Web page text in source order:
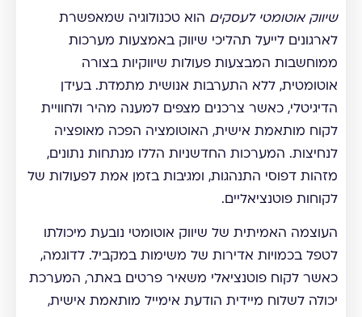
שיווק אוטומטי לעסקים הוא טכנולוגיה שמאפשרת
לארגונים לייעל תהליכי שיווק באמצעות מערכות
ממוחשבות המבצעות פעולות שיווקיות בצורה
אוטומטית, ללא התערבות אנושית מתמדת. בעידן
הדיגיטלי, כאשר צרכנים מצפים למענה מהיר ולחוויית
לקוח מותאמת אישית, האוטומציה הפכה מאופציה
לנחיצות. המערכות החדשניות הללו מנתחות נתונים,
מזהות דפוסי התנהגות, ומגיבות בזמן אמת לפעולות של
לקוחות פוטנציאליים.
העוצמה האמיתית של שיווק אוטומטי נובעת מיכולתו
לטפל בכמויות אדירות של משימות במקביל. לדוגמה,
כאשר לקוח פוטנציאלי משאיר פרטים באתר, המערכת
יכולה לשלוח מיידית הודעת אימייל מותאמת אישית,